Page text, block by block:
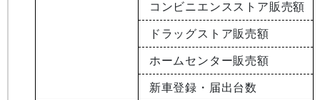
コンビニエンスストア販売額
ドラッグストア販売額
ホームセンター販売額
新車登録・届出台数